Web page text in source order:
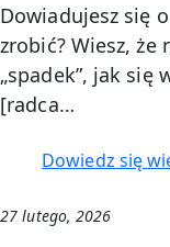
Dowiadujesz się
zrobić? Wiesz,
„spadek”, jak się
[radca…
Dowiedz się
27 lutego, 2026